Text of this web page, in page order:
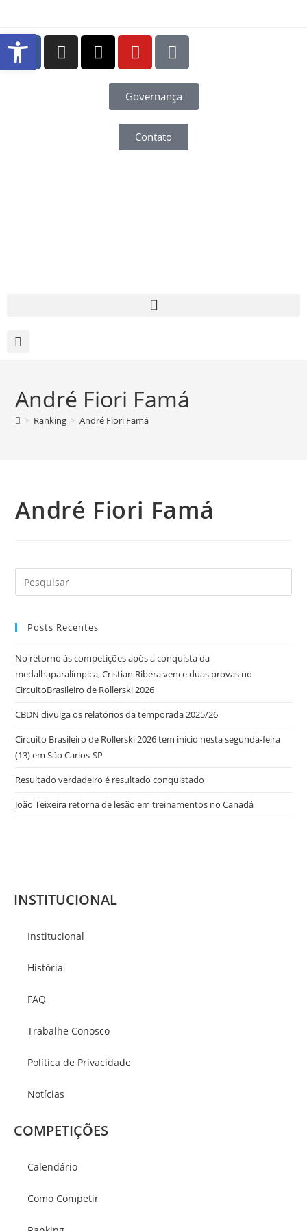
Governança
Contato
André Fiori Famá
> Ranking > André Fiori Famá
André Fiori Famá
Posts Recentes
No retorno às competições após a conquista da
medalhaparalímpica, Cristian Ribera vence duas provas no
CircuitoBrasileiro de Rollerski 2026
CBDN divulga os relatórios da temporada 2025/26
Circuito Brasileiro de Rollerski 2026 tem início nesta segunda-feira
(13) em São Carlos-SP
Resultado verdadeiro é resultado conquistado
João Teixeira retorna de lesão em treinamentos no Canadá
INSTITUCIONAL
Institucional
História
FAQ
Trabalhe Conosco
Política de Privacidade
Notícias
COMPETIÇÕES
Calendário
Como Competir
Abrir a barra de ferramentas